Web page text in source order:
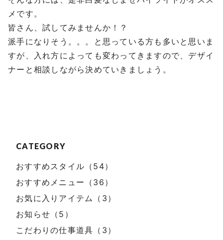
CATEGORY
おすすめスタイル（54）
おすすめメニュー（36）
お気に入りアイテム（3）
お知らせ（5）
こだわりの仕事道具（3）
メです。
皆さん、試してみませんか！？
派手になりそう。。。と思っている方も多いと思いま
すが、入れ方によっても変わってきますので、デザイ
ナーと相談しながら決めていきましょう。